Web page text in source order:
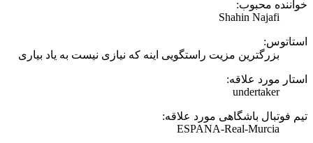
اینه که نیازی نیست به یاد بیاری